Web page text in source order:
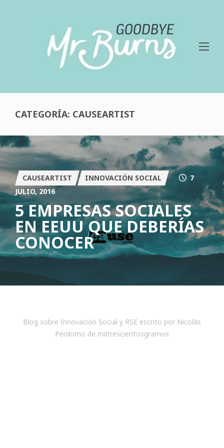
CATEGORÍA: CAUSEARTIST
CAUSEARTIST INNOVACIÓN SOCIAL
7
JULIO, 2016
5 EMPRESAS SOCIALES
EN EEUU QUE DEBERÍAS
CONOCER
Blog sobre Innovación Social y RSE escrito por Nicolás
Perdomo de miltrescientosgramos